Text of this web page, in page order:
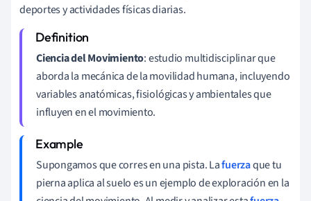
deportes y actividades físicas diarias.
Ciencia del Movimiento: estudio multidisciplinar que
aborda la mecánica de la movilidad humana, incluyendo
variables anatómicas, fisiológicas y ambientales que
influyen en el movimiento.
Supongamos que corres en una pista. Lafuerzaque tu
pierna aplica al suelo es un ejemplo de exploración en la